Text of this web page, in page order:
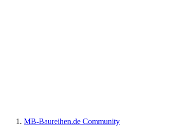
MB-Baureihen.de Community